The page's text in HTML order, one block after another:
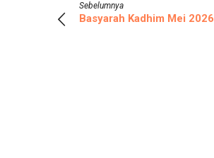
Sebelumnya
Basyarah Kadhim Mei 2026